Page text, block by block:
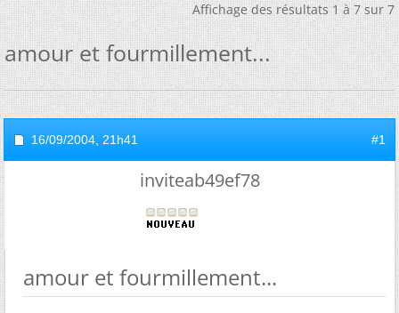
Affichage des résultats 1 à 7 sur 7
amour et fourmillement...
16/09/2004, 21h41 #1
inviteab49ef78
amour et fourmillement...